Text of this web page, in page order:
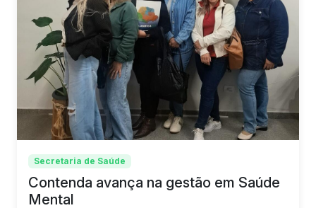
Secretaria de Saúde
Contenda avança na gestão em Saúde
Mental